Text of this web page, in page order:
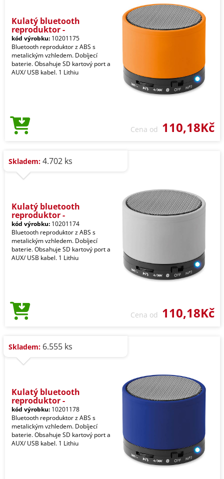
Kulatý bluetooth
reproduktor -
kód výrobku: 10201175
Bluetooth reproduktor z ABS s
metalickým vzhledem. Dobíjecí
baterie. Obsahuje SD kartový port a
AUX/ USB kabel. 1 Lithiu
Cena od 110,18Kč
Skladem: 4.702 ks
Kulatý bluetooth
reproduktor -
kód výrobku: 10201174
Bluetooth reproduktor z ABS s
metalickým vzhledem. Dobíjecí
baterie. Obsahuje SD kartový port a
AUX/ USB kabel. 1 Lithiu
Cena od 110,18Kč
Skladem: 6.555 ks
Kulatý bluetooth
reproduktor -
kód výrobku: 10201178
Bluetooth reproduktor z ABS s
metalickým vzhledem. Dobíjecí
baterie. Obsahuje SD kartový port a
AUX/ USB kabel. 1 Lithiu